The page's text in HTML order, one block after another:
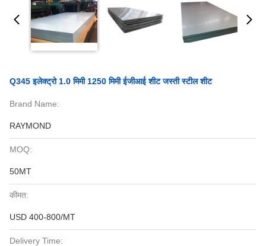
Q345 इलेक्ट्रो 1.0 मिमी 1250 मिमी ईजीआई शीट जस्ती स्टील शीट
Brand Name:
RAYMOND
MOQ:
50MT
कीमत:
USD 400-800/MT
Delivery Time: